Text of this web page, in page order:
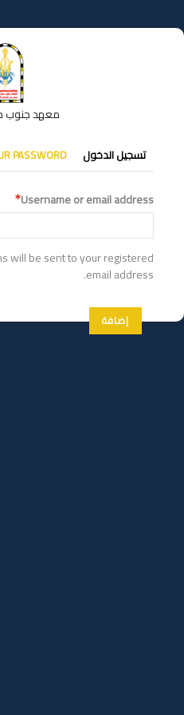
إلى
المحتوى
معهد جنوب
التبويبات
الأساسية
تسجيل الدخول PASSWORD
Username or email address
will be sent to your registered
email address.